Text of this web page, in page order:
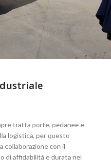
tratta porte, pedanee e
logistica, per questo
collaborazione con il
di affidabilità e durata nel